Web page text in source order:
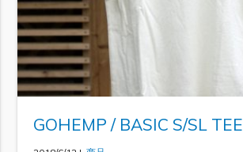
GOHEMP / BASIC S/SL TEE